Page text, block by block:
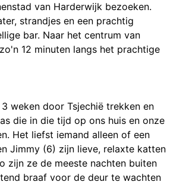
van Harderwijk bezoeken.
strandjes en een prachtig
bar. Naar het centrum van
12 minuten langs het prachtige
weken door Tsjechië trekken en
die in die tijd op ons huis en onze
Het liefst iemand alleen of een
Jimmy (6) zijn lieve, relaxte katten
zijn ze de meeste nachten buiten
braaf voor de deur te wachten